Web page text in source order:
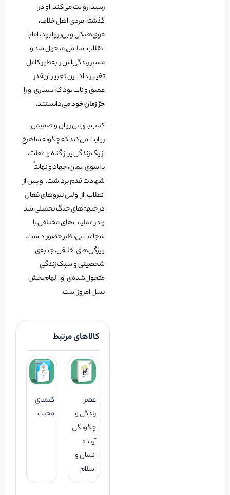
رسید، روایت می‌کند. او در
گذشته فردی اهل خلاف،
قوی‌هیکل و بی‌پروا بود، اما با
انقلاب اسلامی متحول شد و
مسیر زندگی‌اش را به‌طور کامل
تغییر داد. این تغییر آن‌قدر
عمیق و ناب بود که بسیاری او را
حرّ زمان خودمی‌دانستند.
کتاب با زبانی روان و صمیمی،
روایت می‌کند که چگونه شاهرخ
از یک زندگی پر از گناه و غفلت،
به‌سوی ایمان، جهاد و نهایتاً
شهادت قدم برداشت. او پس از
انقلاب، از اولین نیروهای فعال
در جبهه‌های جنگ تحمیلی شد
و در عملیات‌های مختلفی با
شجاعت بی‌نظیر حضور داشت.
ویژگی‌های اخلاقی، جذبه‌ی
شخصیتی و سبک زندگی
متحول‌شده‌ی او، الهام‌بخش
نسل امروز است.
کالاهای مرتبط
عصر
زندگی و
چگونگی
آینده
انسان و
اسلام
کیمیای
محبت